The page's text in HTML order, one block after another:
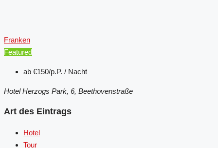
Franken
Featured
ab €150/p.P. / Nacht
Hotel Herzogs Park, 6, Beethovenstraße
Art des Eintrags
Hotel
Tour